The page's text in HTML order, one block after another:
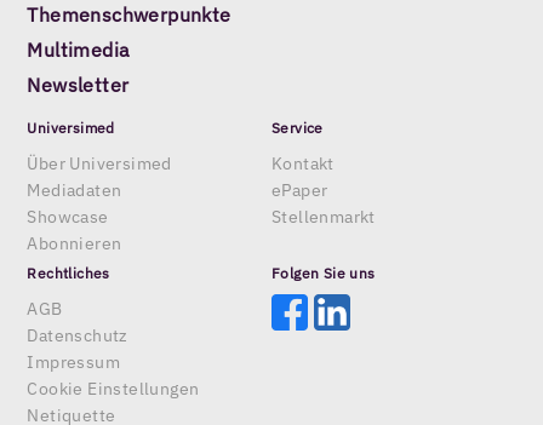
Themenschwerpunkte
Multimedia
Newsletter
Universimed
Über Universimed
Mediadaten
Showcase
Abonnieren
Service
Kontakt
ePaper
Stellenmarkt
Rechtliches
AGB
Datenschutz
Impressum
Cookie Einstellungen
Netiquette
Folgen Sie uns